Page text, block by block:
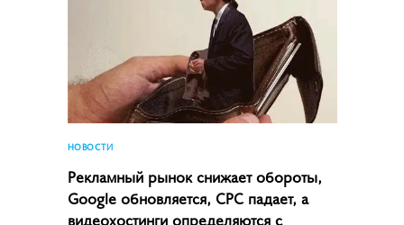
НОВОСТИ
Рекламный рынок снижает обороты,
Google обновляется, CPC падает, а
видеохостинги определяются с